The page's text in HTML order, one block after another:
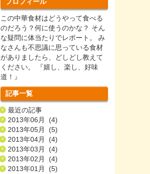
この中華食材はどうやって食べる
のだろう？何に使うのかな？ そん
な疑問に体当たりでレポート。 み
なさんも不思議に思っている食材
がありましたら、どしどし教えて
ください。 『嬉し、楽し、好味
道！』
記事一覧
最近の記事
2013年06月 (4)
2013年05月 (5)
2013年04月 (4)
2013年03月 (4)
2013年02月 (4)
2013年01月 (5)